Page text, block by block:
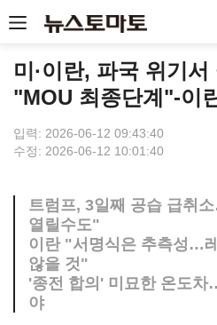
미·이란, 파국 위기
"MOU 최종단계"-이
입력: 2026-06-12 09:43:40
수정: 2026-06-12 10:01:40
트럼프, 3일째 공습 급취
열릴수도"
이란 "서명식은 추측성…
않을 것"
'종전 합의' 미묘한 온도
야